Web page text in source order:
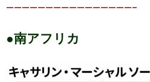
————————————————–
●南アフリカ